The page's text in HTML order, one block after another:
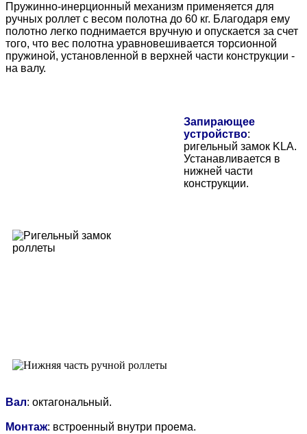
Пружинно-инерционный механизм применяется для
ручных роллет с весом полотна до 60 кг. Благодаря ему
полотно легко поднимается вручную и опускается за счет
того, что вес полотна уравновешивается торсионной
пружиной, установленной в верхней части конструкции -
на валу.
Запирающее
устройство:
ригельный замок KLA.
Устанавливается в
нижней части
конструкции.
Вал: октагональный.
Монтаж: встроенный внутри проема.